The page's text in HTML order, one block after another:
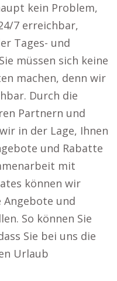
kein Problem,
7 erreichbar,
Tages- und
müssen sich keine
machen, denn wir
Durch die
Partnern und
in der Lage, Ihnen
und Rabatte
mit
können wir
Angebote und
So können Sie
Sie bei uns die
Urlaub